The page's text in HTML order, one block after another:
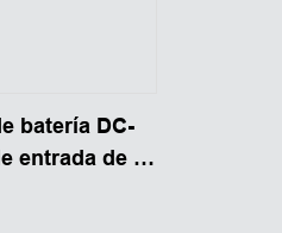
batería DC-
entrada de 12